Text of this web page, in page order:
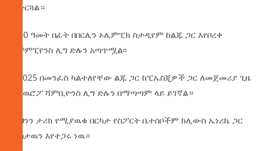
አድርጓል።
ከ10 ዓመት በፊት በበርሊን ኦሊምፒክ ስታዲየም ከልጁ ጋር እየቦረቀ
የቻምፒየንስ ሊግ ድሉን አጣጥሟል፡፡
በ2025 በመንፈስ ካልተለየቸው ልጁ ጋር ከፒኤስጂዎች ጋር ለመጀመሪያ ጊዜ
የአዉሮፖ ሻምቢዮንስ ሊግ ድሉን በማጣጣም ላይ ይገኛል።
ይህንን ታሪክ የሚያዉቁ በርካታ የስፖርት ቤተሰቦችም ከሊውስ ኤነሪኬ ጋር
ደስታዉን እየተጋሩ ነዉ።